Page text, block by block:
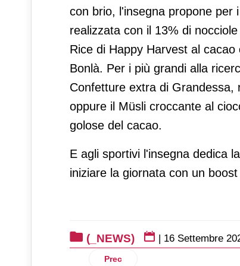
con brio, l'insegna propone per
realizzata con il 13% di
Rice di Happy Harvest al
Bonlà. Per i più grandi alla
Confetture extra di Grandessa,
oppure il Müsli croccante al
golose del cacao.
E agli sportivi l'insegna dedica
iniziare la giornata con un
(_NEWS) | 16 Settembre
Articolo precedente: Conad
Prec